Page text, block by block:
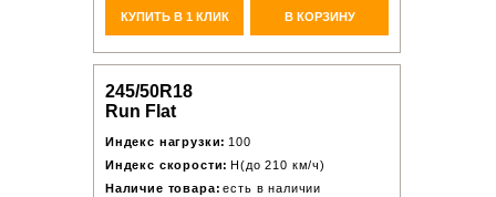
КУПИТЬ В 1 КЛИК В КОРЗИНУ
245/50R18
Run Flat
Индекс нагрузки: 100
Индекс скорости: H(до 210 км/ч)
Наличие товара: есть в наличии